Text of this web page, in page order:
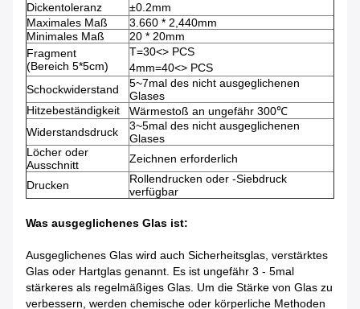
Dickentoleranz
±0.2mm
Maximales Maß
3.660 * 2,440mm
Minimales Maß
20 * 20mm
Fragment
(Bereich 5*5cm)
T=30<> PCS
4mm=40<> PCS
Schockwiderstand
5~7mal des nicht ausgeglichenen
Glases
Hitzebeständigkeit
Wärmestoß an ungefähr 300℃
Widerstandsdruck
3~5mal des nicht ausgeglichenen
Glases
Löcher oder
Ausschnitt
Zeichnen erforderlich
Drucken
Rollendrucken oder -Siebdruck
verfügbar
Was ausgeglichenes Glas ist:
Ausgeglichenes Glas wird auch Sicherheitsglas, verstärktes
Glas oder Hartglas genannt. Es ist ungefähr 3 - 5mal
stärkeres als regelmäßiges Glas. Um die Stärke von Glas zu
verbessern, werden chemische oder körperliche Methoden